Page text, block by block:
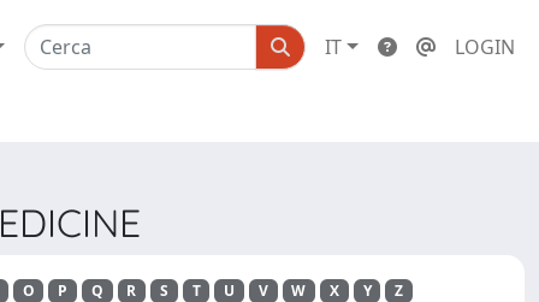
IT LOGIN
O P Q R S T U V W X Y Z